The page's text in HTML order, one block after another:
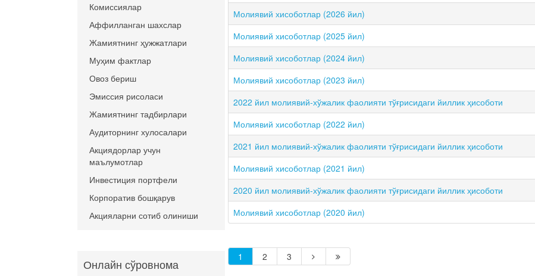
Молиявий хисоботлар (2026 йил)
Молиявий хисоботлар (2025 йил)
Молиявий хисоботлар (2024 йил)
Молиявий хисоботлар (2023 йил)
2022 йил молиявий-хўжалик фаолияти тўғрисидаги йиллик ҳисоботи
Молиявий хисоботлар (2022 йил)
2021 йил молиявий-хўжалик фаолияти тўғрисидаги йиллик ҳисоботи
Молиявий хисоботлар (2021 йил)
2020 йил молиявий-хўжалик фаолияти тўғрисидаги йиллик ҳисоботи
Молиявий хисоботлар (2020 йил)
1
2 3
Комиссиялар
Аффилланган шахслар
Жамиятнинг ҳужжатлари
Муҳим фактлар
Овоз бериш
Эмиссия рисоласи
Жамиятнинг тадбирлари
Аудиторнинг хулосалари
Акциядорлар учун
маълумотлар
Инвестиция портфели
Корпоратив бошқарув
Акцияларни сотиб олиниши
Онлайн сўровнома